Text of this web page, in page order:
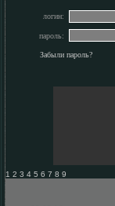
логин:
пароль:
Забыли пароль?
1 2 3 4 5 6 7 8 9